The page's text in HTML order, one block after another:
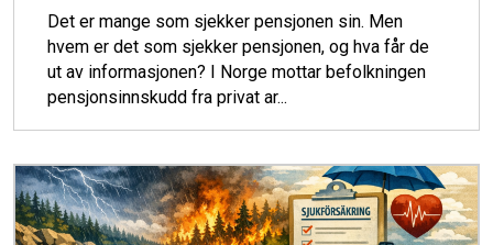
Det er mange som sjekker pensjonen sin. Men
hvem er det som sjekker pensjonen, og hva får de
ut av informasjonen? I Norge mottar befolkningen
pensjonsinnskudd fra privat ar...